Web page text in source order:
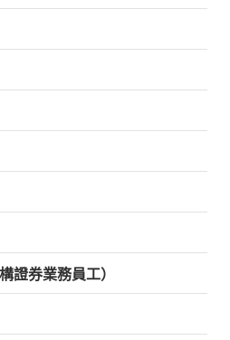
證券業務員工）